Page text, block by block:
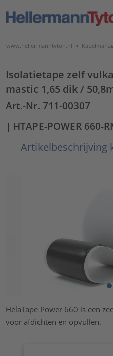
www.hellermanntyton.nl >
Isolatietape zelf
mastic 1,65 dik /
Art.-Nr. 711-00307
| HTAPE-POWER 660-
Artikelbeschrijving
HelaTape Power 660 is een
voor afdichten en opvullen.